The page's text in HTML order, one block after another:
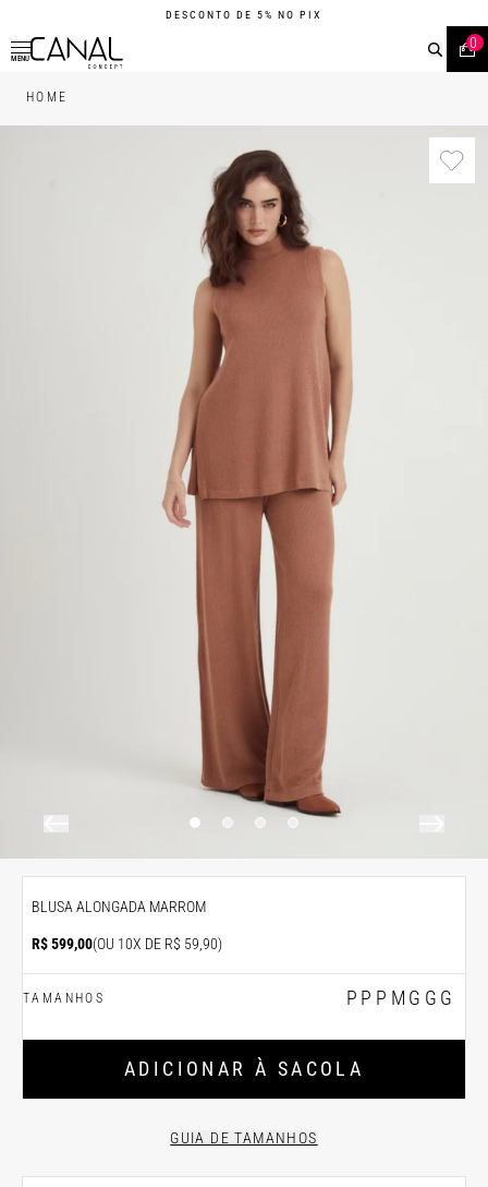
DESCONTO DE 5% NO PIX
MENU
0
HOME
BLUSA ALONGADA MARROM
R$ 599,00(OU 10X DE R$ 59,90)
TAMANHOS PP P M G GG
ADICIONAR À SACOLA
GUIA DE TAMANHOS